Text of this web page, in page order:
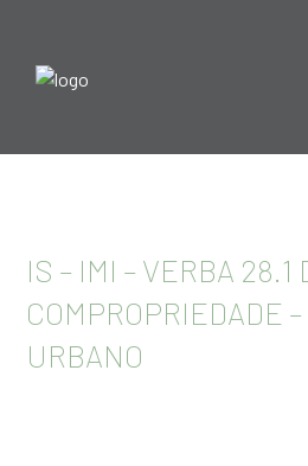
IS – IMI – VERBA 28.1
COMPROPRIEDADE
URBANO